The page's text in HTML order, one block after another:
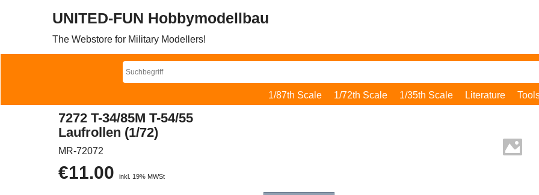
UNITED-FUN Hobbymodellbau
The Webstore for Military Modellers!
1/87th Scale 1/72th Scale 1/35th Scale Literature
7272 T-34/85M T-54/55
Laufrollen (1/72)
MR-72072
€11.00 inkl. 19% MWSt